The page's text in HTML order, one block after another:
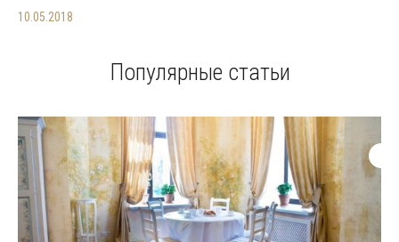
10.05.2018
Популярные статьи